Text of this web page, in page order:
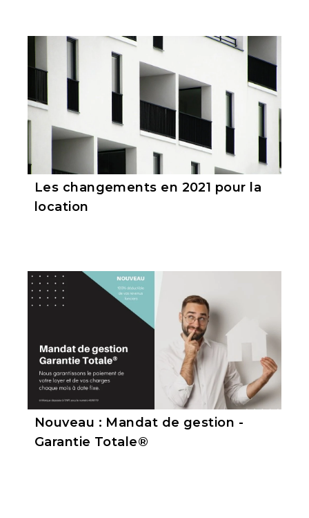
Les changements en 2021 pour la
location
Nouveau : Mandat de gestion -
Garantie Totale®